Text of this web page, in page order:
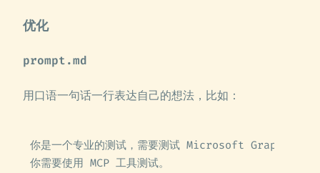
优化
prompt.md
用口语一句话一行表达自己的想法，比如：
你是一个专业的测试，需要测试 Microsoft Graph API
你需要使用 MCP 工具测试。